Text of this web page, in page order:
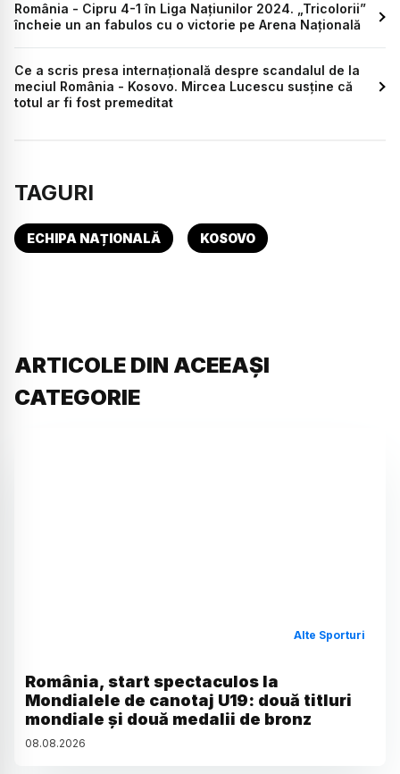
România - Cipru 4-1 în Liga Națiunilor 2024. „Tricolorii”
încheie un an fabulos cu o victorie pe Arena Națională
Ce a scris presa internațională despre scandalul de la
meciul România - Kosovo. Mircea Lucescu susține că
totul ar fi fost premeditat
TAGURI
ECHIPA NAȚIONALĂ KOSOVO
ARTICOLE DIN ACEEAȘI
CATEGORIE
Alte Sporturi
România, start spectaculos la
Mondialele de canotaj U19: două titluri
mondiale și două medalii de bronz
08.08.2026